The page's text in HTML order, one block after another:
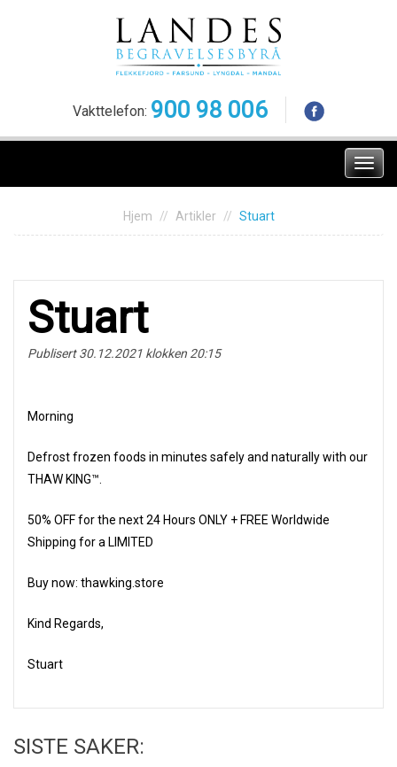
Vakttelefon: 900 98 006
Meny
Hjem Artikler Stuart
Stuart
Publisert 30.12.2021 klokken 20:15
Morning
Defrost frozen foods in minutes safely and naturally with our
THAW KING™.
50% OFF for the next 24 Hours ONLY + FREE Worldwide
Shipping for a LIMITED
Buy now: thawking.store
Kind Regards,
Stuart
SISTE SAKER: